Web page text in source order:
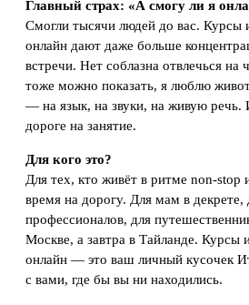
Главный страх: «А смогу ли я
Смогли тысячи людей до вас. Курсы
онлайн дают даже больше
встречи. Нет соблазна отвлечься на
тоже можно показать, я люблю
— на язык, на звуки, на живую речь.
дороге на занятие.
Для кого это?
Для тех, кто живёт в ритме non-stop
время на дорогу. Для мам в декрете,
профессионалов, для
Москве, а завтра в Тайланде. Курсы
онлайн — это ваш личный кусочек
с вами, где бы вы ни находились.